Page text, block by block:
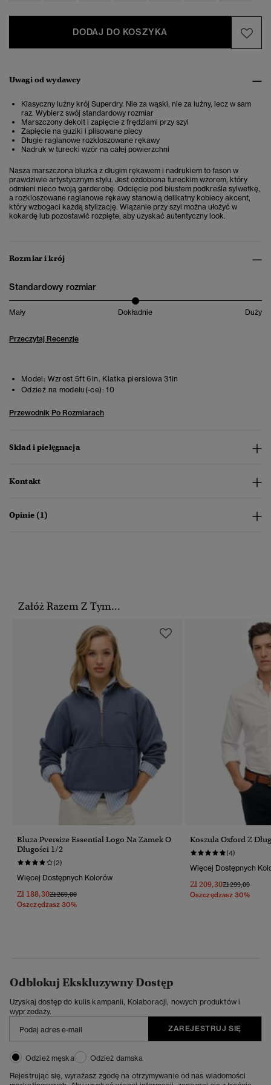
DODAJ DO KOSZYKA
Uwagi od wydawcy
Klasyczny luźny krój Superdry. Nie za wąski, nie za luźny, lecz w sam
raz. Wybierz swój standardowy rozmiar
Marszczony dekolt i zapięcie z frędzlami przy szyi
Zapięcie na guziki i plisowane plecy
Długie raglanowe rozkloszowane rękawy
Nadruk w turecki wzór na całej powierzchni
Nasza marszczona bluzka z długim rękawem i nadrukiem to fason w
prawdziwie artystycznym stylu. Jest ozdobiona tureckim wzorem, który
odmieni nieco twoją garderobę. Odcięcie pod biustem podkreśla sylwetkę,
a rozkloszowane raglanowe rękawy stanowią delikatny kobiecy akcent,
który wzbogaci każdą stylizację. Wiązanie przy szyi można ułożyć w
kokardę lub pozostawić rozpięte, aby uzyskać autentyczny look.
Rozmiar i krój
Standardowy rozmiar
Mały Dokładnie Duży
Przeczytaj Recenzje
Model: Wzrost 5ft 6in. Klatka piersiowa 31in
Odzież na modelu(-ce): 10
Przewodnik Po Rozmiarach
Skład i pielęgnacja
Kontakt
Opinie (1)
Załóż Razem Z Tym...
Bluza Pversize Essential Logo Na Zamek O
Długości 1/2
(2)
Więcej Dostępnych Kolorów
Zł 188,30Cena Obniżona Od
Zł 269,00Do
Oszczędzasz 30%
Koszula Oxford Z
(4)
Więcej Dostępnych
Zł 209,30Cena
Zł 299,00Do
Oszczędzasz 30%
Odblokuj Ekskluzywny Dostęp
Uzyskaj dostęp do kulis kampanii, Kolaboracji, nowych produktów i
wyprzedaży.
ZAREJESTRUJ SIĘ
Odzież męska
Odzież damska
Rejestrując się, wyrażasz zgodę na otrzymywanie od nas wiadomości